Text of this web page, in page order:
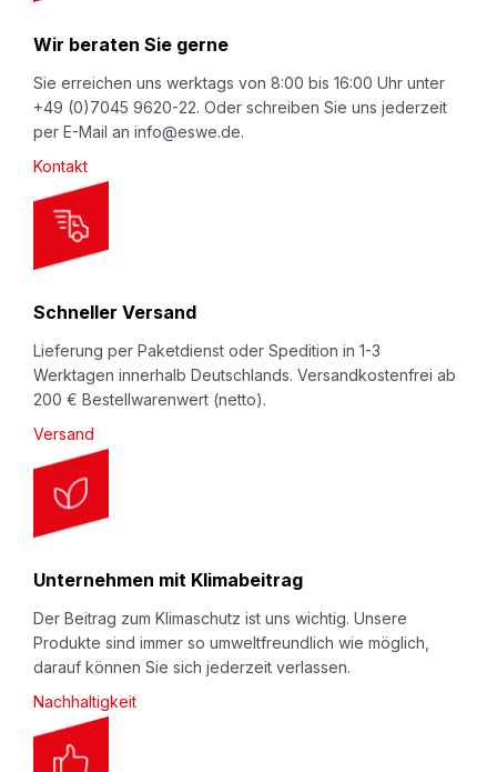
e
w
s
e
t
e
r
Wir beraten Sie gerne
Sie erreichen uns werktags von 8:00 bis 16:00 Uhr unter
+49 (0)7045 9620-22. Oder schreiben Sie uns jederzeit
per E-Mail an info@eswe.de.
Kontakt
Schneller Versand
Lieferung per Paketdienst oder Spedition in 1-3
Werktagen innerhalb Deutschlands. Versandkostenfrei ab
200 € Bestellwarenwert (netto).
Versand
Unternehmen mit Klimabeitrag
Der Beitrag zum Klimaschutz ist uns wichtig. Unsere
Produkte sind immer so umweltfreundlich wie möglich,
darauf können Sie sich jederzeit verlassen.
Nachhaltigkeit